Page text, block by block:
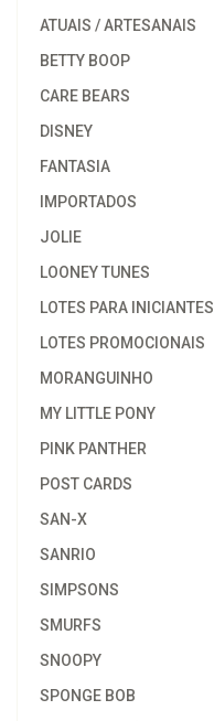
ATUAIS / ARTESANAIS
BETTY BOOP
CARE BEARS
DISNEY
FANTASIA
IMPORTADOS
JOLIE
LOONEY TUNES
LOTES PARA INICIANTES
LOTES PROMOCIONAIS
MORANGUINHO
MY LITTLE PONY
PINK PANTHER
POST CARDS
SAN-X
SANRIO
SIMPSONS
SMURFS
SNOOPY
SPONGE BOB